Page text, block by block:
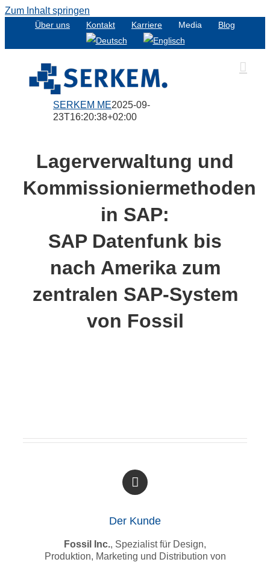
Zum Inhalt springen
Über uns Kontakt Karriere Media Blog
SERKEM ME2025-09-
23T16:20:38+02:00
Lagerverwaltung und
Kommissioniermethoden
in SAP:
SAP Datenfunk bis
nach Amerika zum
zentralen SAP-System
von Fossil
Der Kunde
Fossil Inc., Spezialist für Design,
Produktion, Marketing und Distribution von